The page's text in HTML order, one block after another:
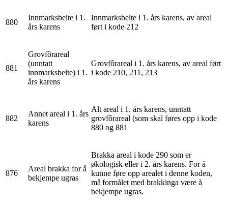
880
Innmarksbeite i 1.
års karens
Innmarksbeite i 1. års karens, av areal
ført i kode 212
881
Grovfôrareal
(unntatt
innmarksbeite) i 1.
års karens
Grovfôrareal i 1. års karens, av areal ført
i kode 210, 211, 213
882
Annet areal i 1. års
karens
Alt areal i 1. års karens, unntatt
grovfôrareal (som skal føres opp i kode
880 og 881
876
Areal brakka for å
bekjempe ugras
Brakka areal i kode 290 som er
økologisk eller i 2. års karens. For å
kunne føre opp arealet i denne koden,
må formålet med brakkinga være å
bekjempe ugras.